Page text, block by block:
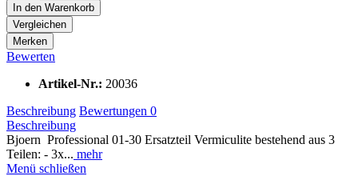
In den Warenkorb
Vergleichen
Merken
Bewerten
Artikel-Nr.: 20036
Beschreibung Bewertungen 0
Beschreibung
Bjoern Professional 01-30 Ersatzteil Vermiculite bestehend aus 3
Teilen: - 3x... mehr
Menü schließen